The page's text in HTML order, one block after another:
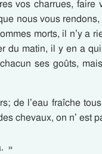
vos charrues, faire
nous vous
morts, il n’y a
du matin, il y en a
ses goûts,
de l’eau fraîche
chevaux, on n’ est
»